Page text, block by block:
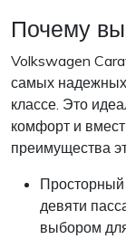
Почему
Volkswagen
самых
классе. Это
комфорт и
преимущества
Просторный
девяти
выбором